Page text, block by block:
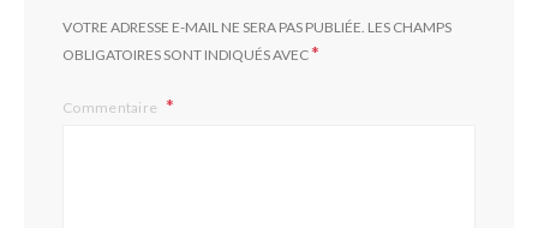
VOTRE ADRESSE E-MAIL NE SERA PAS PUBLIÉE. LES CHAMPS
OBLIGATOIRES SONT INDIQUÉS AVEC*
Commentaire